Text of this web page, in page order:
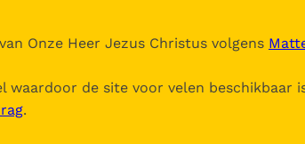
Onze Heer Jezus Christus volgens
waardoor de site voor velen beschikbaar
.